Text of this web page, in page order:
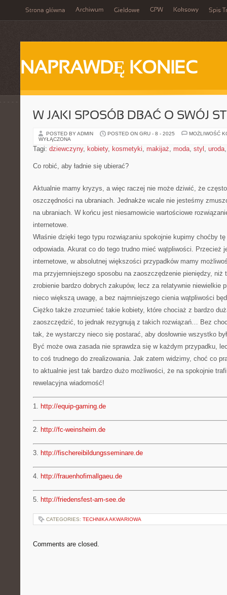
Strona główna Archiwum Giełdowe GPW Koksowy Spis
NAPRAWDĘ KONIEC
W JAKI SPOSÓB DBAĆ O SWÓJ
POSTED BY ADMIN POSTED ON GRU - 8 - 2025
MOŻLIWOŚĆ
WYŁĄCZONA
Tagi: dziewczyny, kobiety, kosmetyki, makijaż, moda, styl , uroda
Co robić, aby ładnie się ubierać?
Aktualnie mamy kryzys, a więc raczej nie może dziwić, że
oszczędności na ubraniach. Jednakże wcale nie jesteśmy
na ubraniach. W końcu jest niesamowicie wartościowe
internetowe.
Właśnie dzięki tego typu rozwiązaniu spokojnie kupimy choćby
odpowiada. Akurat co do tego trudno mieć wątpliwości. Przecież
internetowe, w absolutnej większości przypadków mamy
ma przyjemniejszego sposobu na zaoszczędzenie pieniędzy, niż
zrobienie bardzo dobrych zakupów, lecz za relatywnie niewielkie
nieco większą uwagę, a bez najmniejszego cienia wątpliwości
Ciężko także zrozumieć takie kobiety, które chociaż z bardzo
zaoszczędzić, to jednak rezygnują z takich rozwiązań… Bez
tak, że wystarczy nieco się postarać, aby dosłownie wszystko
Być może owa zasada nie sprawdza się w każdym przypadku,
to coś trudnego do zrealizowania. Jak zatem widzimy, choć co
to aktualnie jest tak bardzo dużo możliwości, że na spokojnie
rewelacyjna wiadomość!
1. http://equip-gaming.de
2. http://fc-weinsheim.de
3. http://fischereibildungsseminare.de
4. http://frauenhofimallgaeu.de
5. http://friedensfest-am-see.de
CATEGORIES: TECHNIKA AKWARIOWA
Comments are closed.